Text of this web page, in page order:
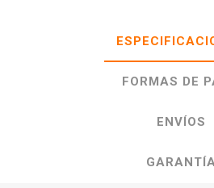
FORMAS DE
ENVÍOS